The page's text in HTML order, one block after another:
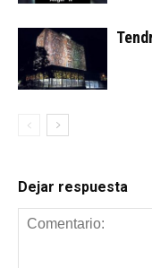
Dejar respuesta